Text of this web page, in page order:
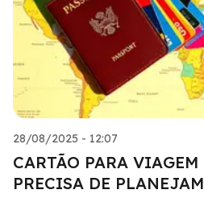
28/08/2025 - 12:07
CARTÃO PARA
PRECISA DE